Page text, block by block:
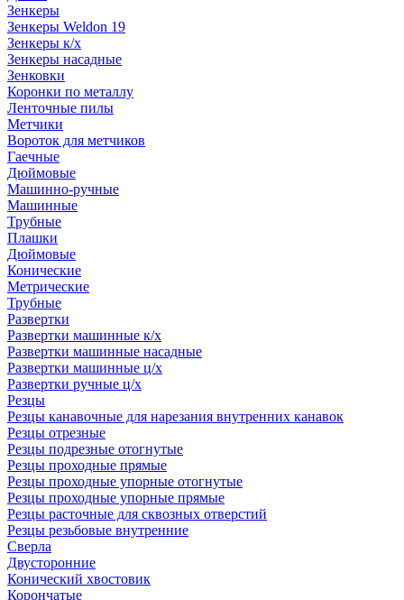
Зенкеры
Зенкеры Weldon 19
Зенкеры к/х
Зенкеры насадные
Зенковки
Коронки по металлу
Ленточные пилы
Метчики
Вороток для метчиков
Гаечные
Дюймовые
Машинно-ручные
Машинные
Трубные
Плашки
Дюймовые
Конические
Метрические
Трубные
Развертки
Развертки машинные к/х
Развертки машинные насадные
Развертки машинные ц/х
Развертки ручные ц/х
Резцы
Резцы канавочные для нарезания внутренних канавок
Резцы отрезные
Резцы подрезные отогнутые
Резцы проходные прямые
Резцы проходные упорные отогнутые
Резцы проходные упорные прямые
Резцы расточные для сквозных отверстий
Резцы резьбовые внутренние
Сверла
Двусторонние
Конический хвостовик
Корончатые